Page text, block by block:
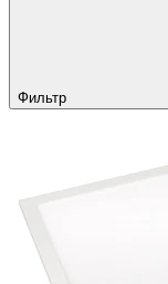
Фильтр